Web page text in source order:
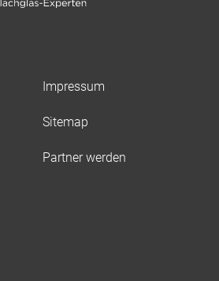
Impressum
Sitemap
Partner werden